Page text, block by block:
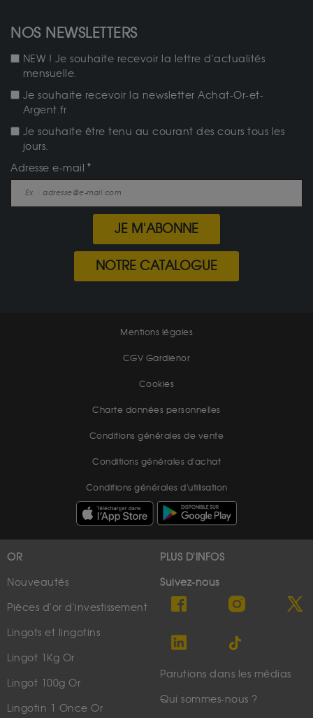
NOS NEWSLETTERS
NEW ! Je souhaite recevoir la lettre d'actualités
mensuelle.
Je souhaite recevoir la newsletter Achat-Or-et-
Argent.fr
Je souhaite être tenu au courant des cours tous les
jours.
Adresse e-mail
JE M'ABONNE
NOTRE CATALOGUE
Mentions légales
CGV Gardienor
Cookies
Charte données personnelles
Conditions générales de vente
Conditions générales d'achat
Conditions générales d'utilisation
OR
Nouveautés
Pièces d'or d'investissement
Lingots et lingotins
Lingot 1Kg Or
Lingot 100g Or
Lingotin 1 Once Or
PLUS D'INFOS
Suivez-nous
Parutions dans les médias
Qui sommes-nous ?